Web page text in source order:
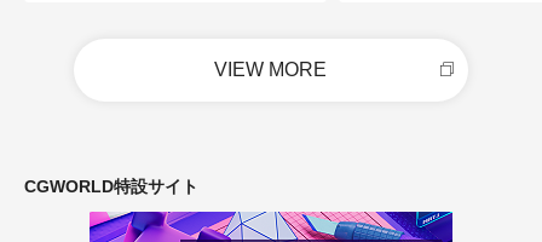
VIEW MORE
CGWORLD特設サイト